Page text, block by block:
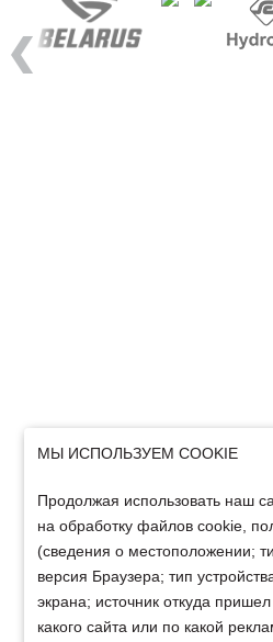
Previous
МЫ ИСПОЛЬЗУЕМ COOKIE
Продолжая использовать наш
на обработку файлов cookie,
(сведения о местоположении;
версия Браузера; тип
экрана; источник откуда
какого сайта или по какой